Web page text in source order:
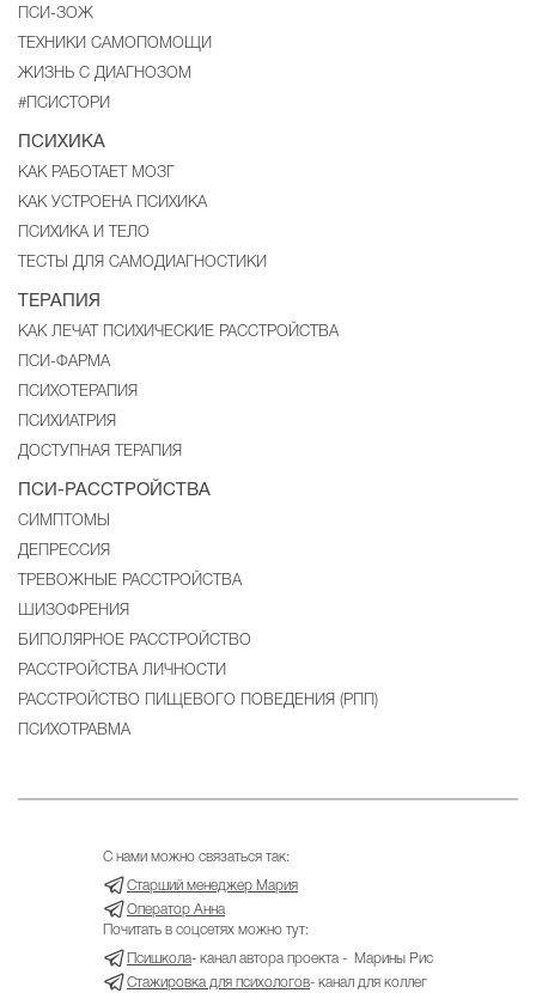
ПСИ-ЗОЖ
ТЕХНИКИ САМОПОМОЩИ
ЖИЗНЬ С ДИАГНОЗОМ
#ПСИСТОРИ
ПСИХИКА
КАК РАБОТАЕТ МОЗГ
КАК УСТРОЕНА ПСИХИКА
ПСИХИКА И ТЕЛО
ТЕСТЫ ДЛЯ САМОДИАГНОСТИКИ
ТЕРАПИЯ
КАК ЛЕЧАТ ПСИХИЧЕСКИЕ РАССТРОЙСТВА
ПСИ-ФАРМА
ПСИХОТЕРАПИЯ
ПСИХИАТРИЯ
ДОСТУПНАЯ ТЕРАПИЯ
ПСИ-РАССТРОЙСТВА
CИМПТОМЫ
ДЕПРЕССИЯ
ТРЕВОЖНЫЕ РАССТРОЙСТВА
ШИЗОФРЕНИЯ
БИПОЛЯРНОЕ РАССТРОЙСТВО
РАССТРОЙСТВА ЛИЧНОСТИ
РАССТРОЙСТВО ПИЩЕВОГО ПОВЕДЕНИЯ (РПП)
ПСИХОТРАВМА
С нами можно связаться так:
Старший менеджер Мария
Оператор Анна
Почитать в соцсетях можно тут:
Псишкола- канал автора проекта - Марины Рис
Стажировка для психологов- канал для коллег